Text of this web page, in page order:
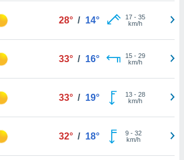
28° / 14° 17- 35
km/h
33° / 16° 15- 29
km/h
33° / 19° 13- 28
km/h
32° / 18° 9- 32
km/h